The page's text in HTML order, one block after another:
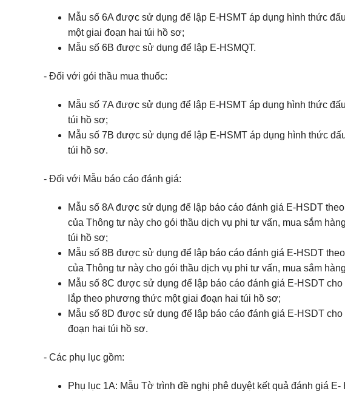
Mẫu số 6A được sử dụng để lập E-HSMT áp dụng hình thức
một giai đoạn hai túi hồ sơ;
Mẫu số 6B được sử dụng để lập E-HSMQT.
- Đối với gói thầu mua thuốc:
Mẫu số 7A được sử dụng để lập E-HSMT áp dụng hình thức
túi hồ sơ;
Mẫu số 7B được sử dụng để lập E-HSMT áp dụng hình thức
túi hồ sơ.
- Đối với Mẫu báo cáo đánh giá:
Mẫu số 8A được sử dụng để lập báo cáo đánh giá E-HSDT
của Thông tư này cho gói thầu dịch vụ phi tư vấn, mua sắm
túi hồ sơ;
Mẫu số 8B được sử dụng để lập báo cáo đánh giá E-HSDT
của Thông tư này cho gói thầu dịch vụ phi tư vấn, mua sắm
Mẫu số 8C được sử dụng để lập báo cáo đánh giá E-HSDT
lắp theo phương thức một giai đoạn hai túi hồ sơ;
Mẫu số 8D được sử dụng để lập báo cáo đánh giá E-HSDT
đoạn hai túi hồ sơ.
- Các phụ lục gồm:
Phụ lục 1A: Mẫu Tờ trình đề nghị phê duyệt kết quả đánh giá